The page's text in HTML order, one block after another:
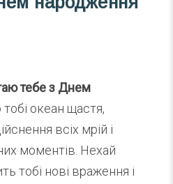
тебе з Днем
океан щастя,
всіх мрій і
моментів. Нехай
тобі нові враження і